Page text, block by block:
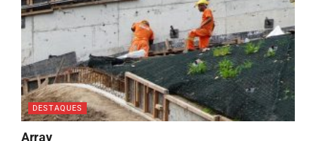
DESTAQUES
Array